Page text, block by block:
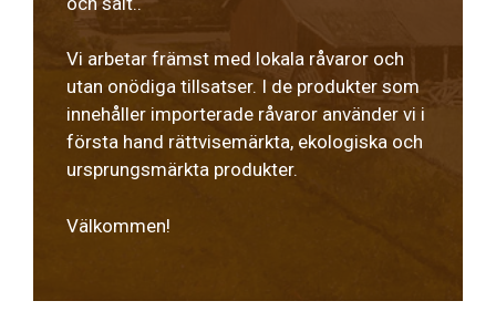
Vi arbetar främst med lokala råvaror och
utan onödiga tillsatser. I de produkter som
innehåller importerade råvaror använder vi i
första hand rättvisemärkta, ekologiska och
ursprungsmärkta produkter.
Välkommen!